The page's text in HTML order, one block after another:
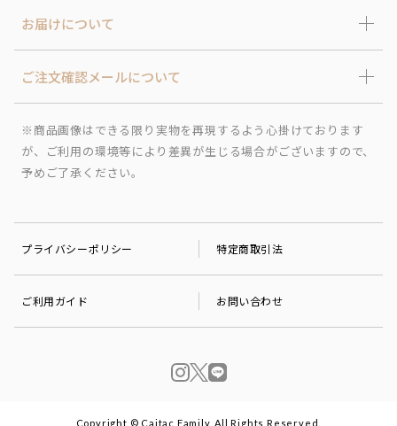
お届けについて
ご注文確認メールについて
※商品画像はできる限り実物を再現するよう心掛けております
が、ご利用の環境等により差異が生じる場合がございますので、
予めご了承ください。
プライバシーポリシー 特定商取引法
ご利用ガイド お問い合わせ
Copyright © Caitac Family. All Rights Reserved.